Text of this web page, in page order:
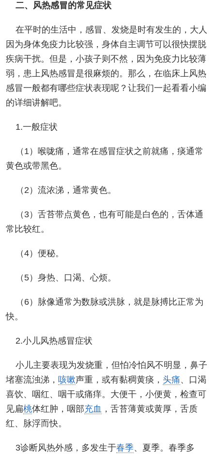
二、风热感冒的常见症状
在平时的生活中，感冒、发烧是时有发生的，大人
因为身体免疫力比较强，身体自主调节可以很快摆脱
疾病干扰。但是，小孩子则不然，因为免疫力比较薄
弱，患上风热感冒是很麻烦的。那么，在临床上风热
感冒一般都有哪些症状表现呢？让我们一起看看小编
的详细讲解吧。
1.一般症状
（1）喉咙痛，通常在感冒症状之前就痛，痰通常
黄色或带黑色。
（2）流浓涕，通常黄色。
（3）舌苔带点黄色，也有可能是白色的，舌体通
常比较红。
（4）便秘。
（5）身热、口渴、心烦。
（6）脉像通常为数脉或洪脉，就是脉搏比正常为
快。
2.小儿风热感冒症状
小儿主要表现为发烧重，但怕冷怕风不明显，鼻子
堵塞流浊涕， 咳嗽声重，或有黏稠黄痰， 头痛、口渴
喜饮、咽红、咽干或痛痒。大便干，小便黄，检查可
见扁桃体红肿，咽部充血 ，舌苔薄黄或黄厚，舌质
红、脉浮而快。
3诊断风热外感，多发生于春季、夏季。春季多